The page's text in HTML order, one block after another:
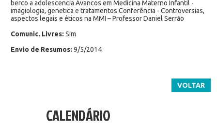
berco a adolescencia Avancos em Medicina Materno Infantil -
imagiologia, genetica e tratamentos Conferência - Controversias,
aspectos legais e éticos na MMI – Professor Daniel Serrão
Comunic. Livres: Sim
Envio de Resumos: 9/5/2014
VOLTAR
CALENDÁRIO